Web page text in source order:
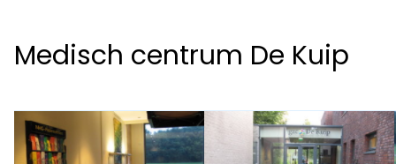
Medisch centrum De Kuip